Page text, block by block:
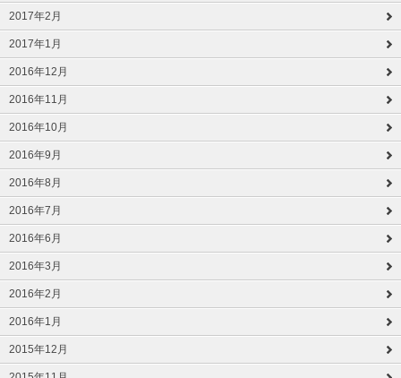
2017年2月
2017年1月
2016年12月
2016年11月
2016年10月
2016年9月
2016年8月
2016年7月
2016年6月
2016年3月
2016年2月
2016年1月
2015年12月